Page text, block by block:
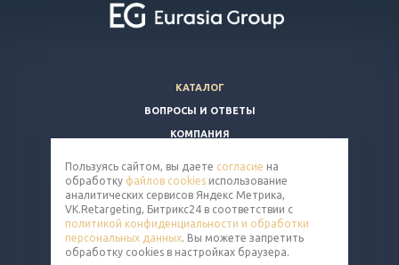
КАТАЛОГ
ВОПРОСЫ И ОТВЕТЫ
КОМПАНИЯ
8 (800) 350-86-91
nut@eq-mail.ru
Пользуясь сайтом, вы даете согласие на
обработку файлов cookies использование
аналитических сервисов Яндекс Метрика,
VK.Retargeting, Битрикс24 в соответствии с
политикой конфиденциальности и обработки
персональных данных. Вы можете запретить
обработку cookies в настройках браузера.